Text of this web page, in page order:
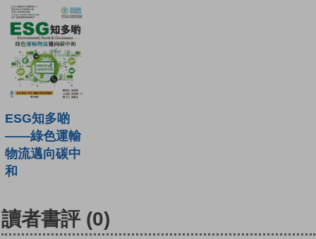
ESG知多啲
——綠色運輸
物流邁向碳中
和
讀者書評 (0)